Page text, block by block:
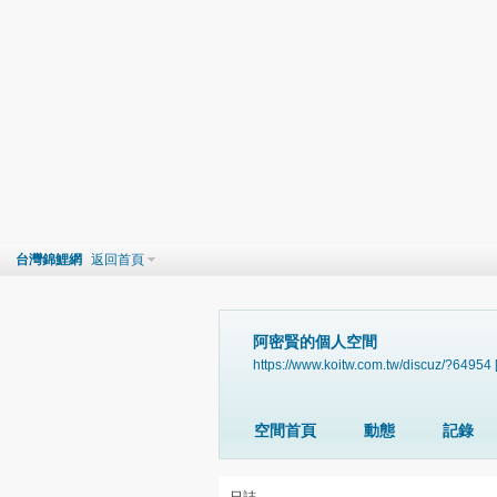
台灣錦鯉網 返回首頁
阿密賢的個人空間
https://www.koitw.com.tw/discuz/?64954
空間首頁 動態 記錄